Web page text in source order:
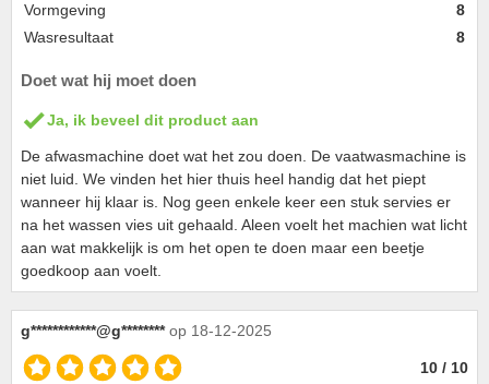
Vormgeving
8
Wasresultaat
8
Doet wat hij moet doen
Ja, ik beveel dit product aan
De afwasmachine doet wat het zou doen. De vaatwasmachine is
niet luid. We vinden het hier thuis heel handig dat het piept
wanneer hij klaar is. Nog geen enkele keer een stuk servies er
na het wassen vies uit gehaald. Aleen voelt het machien wat licht
aan wat makkelijk is om het open te doen maar een beetje
goedkoop aan voelt.
g************@g******** op 18-12-2025
10 / 10